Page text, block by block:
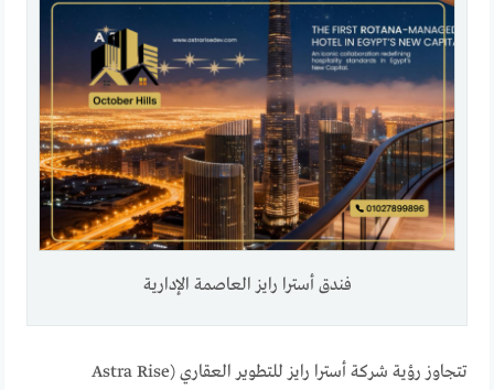
فندق أسترا رايز العاصمة الإدارية
تتجاوز رؤية شركة أسترا رايز للتطوير العقاري (Astra Rise